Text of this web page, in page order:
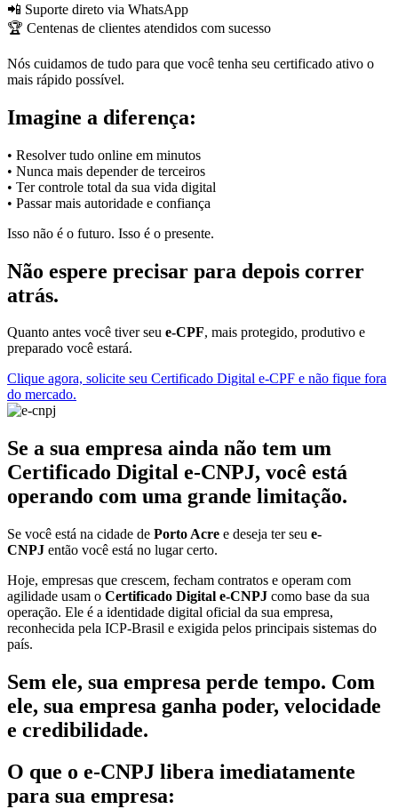
📲 Suporte direto via WhatsApp
🏆 Centenas de clientes atendidos com sucesso
Nós cuidamos de tudo para que você tenha seu certificado ativo o
mais rápido possível.
Imagine a diferença:
• Resolver tudo online em minutos
• Nunca mais depender de terceiros
• Ter controle total da sua vida digital
• Passar mais autoridade e confiança
Isso não é o futuro. Isso é o presente.
Não espere precisar para depois correr
atrás.
Quanto antes você tiver seu e-CPF, mais protegido, produtivo e
preparado você estará.
Clique agora, solicite seu Certificado Digital e-CPF e não fique fora
do mercado.
Se a sua empresa ainda não tem um
Certificado Digital e-CNPJ, você está
operando com uma grande limitação.
Se você está na cidade de Porto Acre e deseja ter seu e-
CNPJ então você está no lugar certo.
Hoje, empresas que crescem, fecham contratos e operam com
agilidade usam o Certificado Digital e-CNPJ como base da sua
operação. Ele é a identidade digital oficial da sua empresa,
reconhecida pela ICP-Brasil e exigida pelos principais sistemas do
país.
Sem ele, sua empresa perde tempo. Com
ele, sua empresa ganha poder, velocidade
e credibilidade.
O que o e-CNPJ libera imediatamente
para sua empresa: